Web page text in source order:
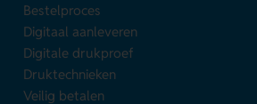
Bestelproces
Digitaal aanleveren
Digitale drukproef
Druktechnieken
Veilig betalen